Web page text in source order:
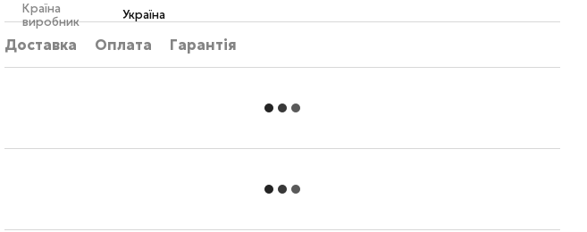
Країна
виробник
Україна
Доставка Оплата Гарантія